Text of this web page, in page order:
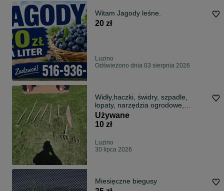
Witam Jagody leśne.
20 zł
Luzino
Odświeżono dnia 03 sierpnia 2026
Widły,haczki, świdry, szpadle,
łopaty, narzędzia ogrodowe,
rolnicze
Używane
10 zł
Luzino
30 lipca 2026
Miesięczne biegusy